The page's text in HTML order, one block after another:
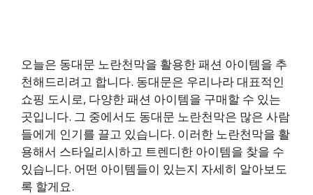
오늘은 동대문 노란천막을 활용한 패션 아이템을 추
천해드리려고 합니다. 동대문은 우리나라 대표적인
쇼핑 도시로, 다양한 패션 아이템을 구매할 수 있는
곳입니다. 그 중에서도 동대문 노란천막은 많은 사람
들에게 인기를 끌고 있습니다. 이러한 노란천막을 활
용해서 스타일리시하고 트렌디한 아이템을 찾을 수
있습니다. 어떤 아이템들이 있는지 자세히 알아보도
록 할게요.